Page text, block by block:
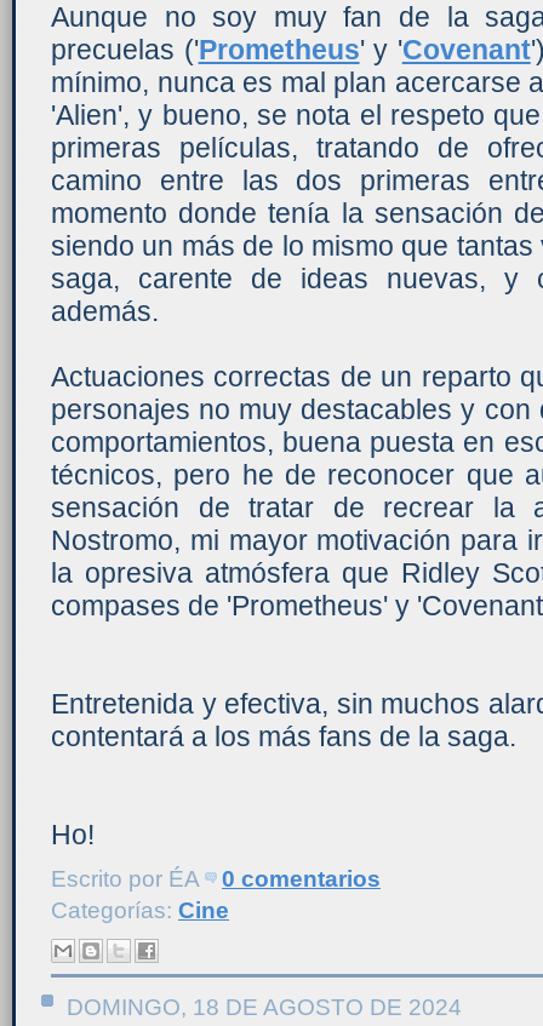
Aunque no soy muy fan de la
precuelas ('Prometheus' y 'Covenant
mínimo, nunca es mal plan acercarse
'Alien', y bueno, se nota el respeto
primeras películas, tratando de
camino entre las dos primeras
momento donde tenía la sensación
siendo un más de lo mismo que
saga, carente de ideas nuevas, y
además.
Actuaciones correctas de un reparto
personajes no muy destacables y
comportamientos, buena puesta en
técnicos, pero he de reconocer que
sensación de tratar de recrear la
Nostromo, mi mayor motivación para
la opresiva atmósfera que Ridley
compases de 'Prometheus' y
Entretenida y efectiva, sin muchos
contentará a los más fans de la saga.
Ho!
Escrito por ÉA
0 comentarios
Categorías: Cine
DOMINGO, 18 DE AGOSTO DE 2024